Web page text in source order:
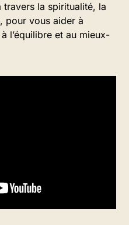
la spiritualité, la
pour vous aider à
l’équilibre et au mieux-